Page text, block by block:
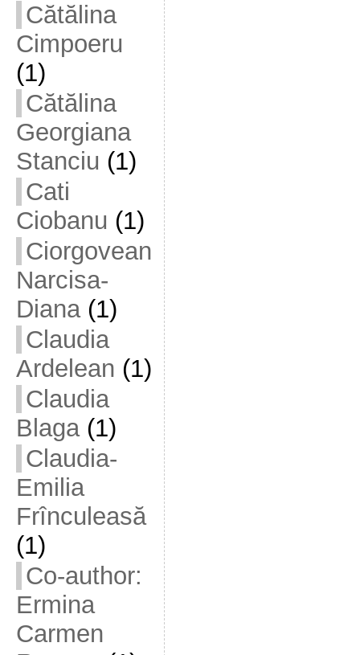
Cătălina
Cimpoeru
(1)
Cătălina
Georgiana
Stanciu (1)
Cati
Ciobanu (1)
Ciorgovean
Narcisa-
Diana(1)
Claudia
Ardelean (1)
Claudia
Blaga(1)
Claudia-
Emilia
Frînculeasă
(1)
Co-author:
Ermina
Carmen